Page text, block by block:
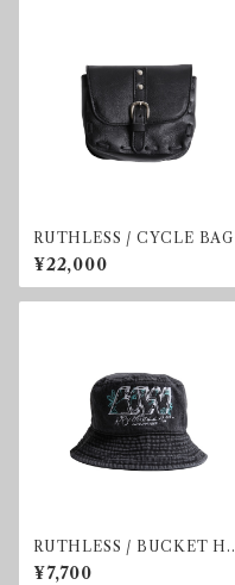
RUTHLESS / CYCLE BAG
¥22,000
RUTHLESS / BUCKET HA
T
¥7,700